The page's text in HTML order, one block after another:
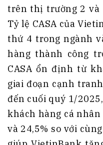
trên thị trường 2 và
Tỷ lệ CASA của
thứ 4 trong ngành
hàng thành công
CASA ổn định từ
giai đoạn cạnh
đến cuối quý 1/
khách hàng cá
và 24,5% so với